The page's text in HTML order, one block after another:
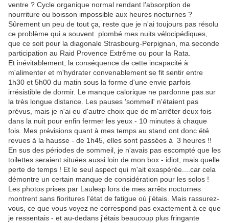
ventre ? Cycle organique normal rendant l'absorption de
nourriture ou boisson impossible aux heures nocturnes ?
Sûrement un peu de tout ça, reste que je n'ai toujours pas résolu
ce problème qui a souvent plombé mes nuits vélocipédiques,
que ce soit pour la diagonale Strasbourg-Perpignan, ma seconde
participation au Raid Provence Extrême ou pour la Rata.
Et inévitablement, la conséquence de cette incapacité à
m'alimenter et m'hydrater convenablement se fit sentir entre
1h30 et 5h00 du matin sous la forme d'une envie parfois
irrésistible de dormir. Le manque calorique ne pardonne pas sur
la très longue distance. Les pauses 'sommeil' n'étaient pas
prévus, mais je n'ai eu d'autre choix que de m'arrêter deux fois
dans la nuit pour enfin fermer les yeux - 10 minutes à chaque
fois. Mes prévisions quant à mes temps au stand ont donc été
revues à la hausse - de 1h45, elles sont passées à 3 heures !!
En sus des périodes de sommeil, je n'avais pas escompté que les
toilettes seraient situées aussi loin de mon box - idiot, mais quelle
perte de temps ! Et le seul aspect qui m'ait exaspérée....car cela
démontre un certain manque de considération pour les solos !
Les photos prises par Laulesp lors de mes arrêts nocturnes
montrent sans fioritures l'état de fatigue où j'étais. Mais rassurez-
vous, ce que vous voyez ne correspond pas exactement à ce que
je ressentais - et au-dedans j'étais beaucoup plus fringante